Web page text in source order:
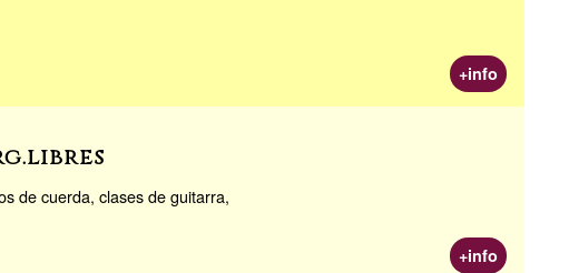
+info
de cuerda, clases de guitarra,
+info